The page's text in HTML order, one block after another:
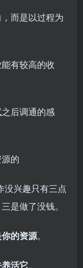
而是以过程为
有较高的收
后调通的感
的
没兴趣只有三点
是做了没钱。
的资源。
活它。